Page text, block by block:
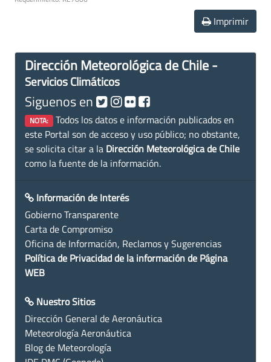
Imprimir
Dirección Meteorológica de Chile -
Servicios Climáticos
Siguenos en
NOTA: Todos los datos e información publicados en
este Portal son de acceso y uso público; no obstante,
se solicita citar a la Dirección Meteorológica de Chile
como la fuente de la información.
Información de Interés
Gobierno Transparente
Carta de Compromiso
Oficina de Información, Reclamos y Sugerencias
Política de Privacidad de la información de Página
WEB
Nuestro Sitios
Dirección General de Aeronáutica
Meteorología Aeronáutica
Blog de Meteorología